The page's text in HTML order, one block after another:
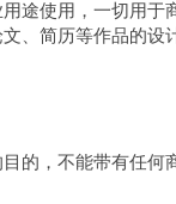
途使用，一切用
、简历等作品的设
的，不能带有任何